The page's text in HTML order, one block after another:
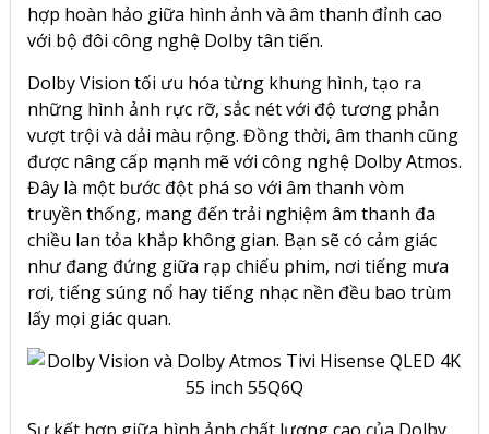
hợp hoàn hảo giữa hình ảnh và âm thanh đỉnh cao
với bộ đôi công nghệ Dolby tân tiến.
Dolby Vision tối ưu hóa từng khung hình, tạo ra
những hình ảnh rực rỡ, sắc nét với độ tương phản
vượt trội và dải màu rộng. Đồng thời, âm thanh cũng
được nâng cấp mạnh mẽ với công nghệ Dolby Atmos.
Đây là một bước đột phá so với âm thanh vòm
truyền thống, mang đến trải nghiệm âm thanh đa
chiều lan tỏa khắp không gian. Bạn sẽ có cảm giác
như đang đứng giữa rạp chiếu phim, nơi tiếng mưa
rơi, tiếng súng nổ hay tiếng nhạc nền đều bao trùm
lấy mọi giác quan.